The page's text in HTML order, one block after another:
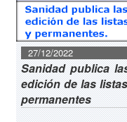
27/12/2022
Sanidad publica
edición de las
permanentes